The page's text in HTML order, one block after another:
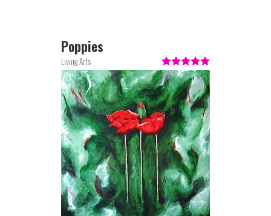
Poppies
Living Arts